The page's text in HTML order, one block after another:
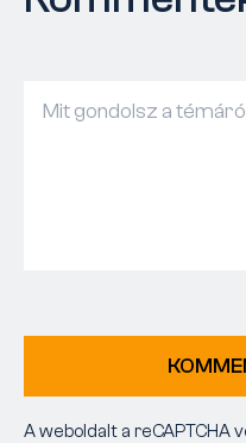
A weboldalt a reCAPTCHA